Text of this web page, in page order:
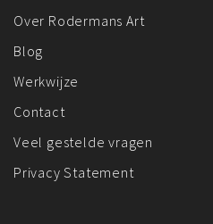
Over Rodermans Art
Blog
Werkwijze
Contact
Veel gestelde vragen
Privacy Statement